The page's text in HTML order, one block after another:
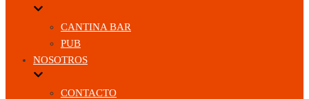
CANTINA BAR
PUB
NOSOTROS
CONTACTO